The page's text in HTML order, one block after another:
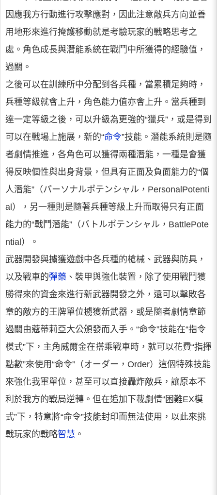
因應我方行動進行攻擊應對，因此注意敵兵方向並善
用地形來進行掩護移動就是考驗玩家的戰略思考之
處。角色成長與潛能系統在戰鬥中所獲得的經驗值，
過關。
之後可以在訓練所中分配到各兵種，當累積足夠時，
兵種等級就會上升，角色能力值亦會上升。當兵種到
達一定等級之後，可以升級為更強的“獵兵”，或是得到
可以在戰場上施展，新的“命令”技能。潛能系統則是隨
者劇情推進，各角色可以獲得兩種潛能，一種是會獲
得反映個性與出身背景，但具有正面及負面能力的“個
人潛能”（パーソナルポテンシャル，PersonalPotenti
al），另一種則是隨著兵種等級上升而取得只有正面
能力的“戰鬥潛能”（バトルポテンシャル，BattlePote
ntial）。
武器開發與擄獲遊戲中各兵種的槍械、武器與防具，
以及戰車的彈藥 、裝甲與強化裝置，除了使用戰鬥獲
勝得來的資金來進行新武器開發之外，還可以擊敗各
章的敵方的王牌單位擄獲新武器，或是隨者劇情章節
過關由蔻蒂莉亞大公頒發而入手。“命令”技能在“指令
模式”下，主角威爾金在搭乘戰車時，就可以花費“指揮
點數”來使用“命令”（オーダー，Order）這個特殊技能
來強化我軍單位，甚至可以直接轟炸敵兵，讓原本不
利於我方的戰局逆轉。但在追加下載劇情“困難EX模
式”下，特意將“命令”技能封印而無法使用，以此來挑
戰玩家的戰略智慧 。